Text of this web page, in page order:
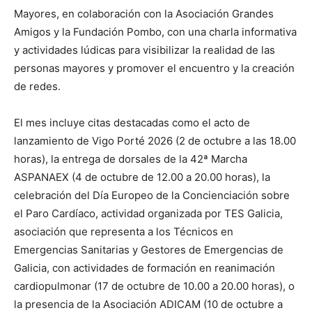
Mayores, en colaboración con la Asociación Grandes
Amigos y la Fundación Pombo, con una charla informativa
y actividades lúdicas para visibilizar la realidad de las
personas mayores y promover el encuentro y la creación
de redes.
El mes incluye citas destacadas como el acto de
lanzamiento de Vigo Porté 2026 (2 de octubre a las 18.00
horas), la entrega de dorsales de la 42ª Marcha
ASPANAEX (4 de octubre de 12.00 a 20.00 horas), la
celebración del Día Europeo de la Concienciación sobre
el Paro Cardíaco, actividad organizada por TES Galicia,
asociación que representa a los Técnicos en
Emergencias Sanitarias y Gestores de Emergencias de
Galicia, con actividades de formación en reanimación
cardiopulmonar (17 de octubre de 10.00 a 20.00 horas), o
la presencia de la Asociación ADICAM (10 de octubre a